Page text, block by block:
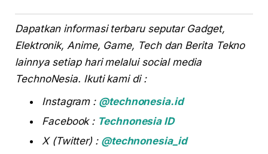
Dapatkan informasi terbaru seputar Gadget,
Elektronik, Anime, Game, Tech dan Berita Tekno
lainnya setiap hari melalui social media
TechnoNesia. Ikuti kami di :
Instagram : @technonesia.id
Facebook : Technonesia ID
X (Twitter) : @technonesia_id